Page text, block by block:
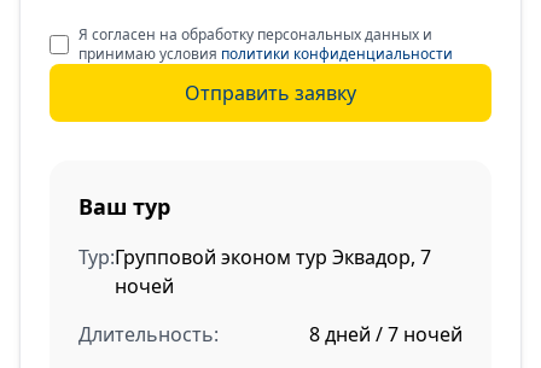
Я согласен на обработку персональных данных и
принимаю условия политики конфиденциальности
Отправить заявку
Ваш тур
Тур:Групповой эконом тур Эквадор, 7
ночей
Длительность:
8 дней / 7 ночей